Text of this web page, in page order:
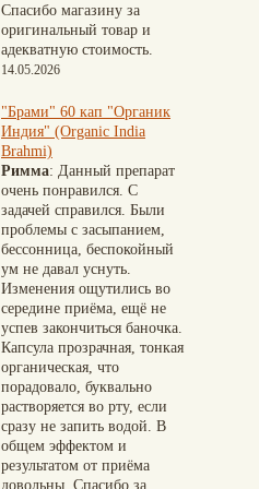
(3)
Аштаваргам
Брихатьяди(3)
Видарьяди(3)
Гуггул
Дханвантарам 101(3)
Дханвантарам тайлам(3)
Кайлаш дживан(3)
Кальянака гритам(3)
Кримикутхар рас(3)
Кунжутное масло (3)
Кутаджа(3)
Кширабала(3)
Лив 52(3)
more...
Шиладжит
(19)
Кориандр
Зира(17)
Крапива индийская(17)
Патола
Холарена - Кутаджа(17)
Шионака(17)
Аджван/Ажгон(16)
Акация катеху(16)
Кальций(16)
Укроп пахучий(16)
Дашамула(15)
Лодхра(14)
Моринга(14)
Перец кубеба(14)
Сахарный тростник
Бхунимба/Андрографис
метельчатый(13)
Гвоздика(13)
Кассия трубчатая(13)
Мезуя железная(13)
Спасибо магазину за
оригинальный товар и
адекватную стоимость.
14.05.2026
"Брами" 60 кап "Органик
Индия" (Organic India
Brahmi)
Римма: Данный препарат
очень понравился. С
задачей справился. Были
проблемы с засыпанием,
бессонница, беспокойный
ум не давал уснуть.
Изменения ощутились во
середине приёма, ещё не
успев закончиться баночка.
Капсула прозрачная, тонкая
органическая, что
порадовало, буквально
растворяется во рту, если
сразу не запить водой. В
общем эффектом и
результатом от приёма
довольны. Спасибо за